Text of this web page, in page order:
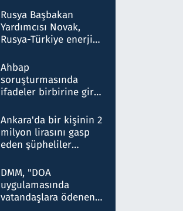
Rusya Başbakan
Yardımcısı Novak,
Rusya-Türkiye enerji
nitelikte olduğunu
belirtti
Ahbap
soruşturmasında
ifadeler birbirine girdi:
ifadelerinden ortaya
çıkan tablo şok etti
Ankara'da bir kişinin 2
milyon lirasını gasp
eden şüpheliler
DMM, "DOA
uygulamasında
vatandaşlara ödenen